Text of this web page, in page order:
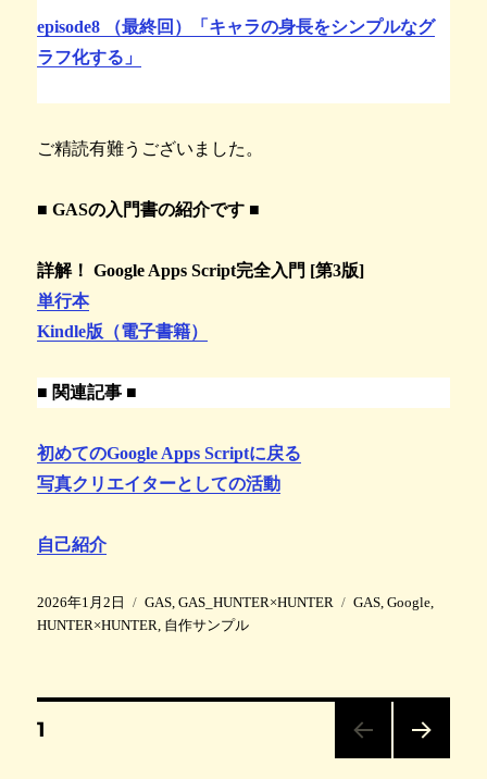
episode8 （最終回）「キャラの身長をシンプルなグ
ラフ化する」
ご精読有難うございました。
■ GASの入門書の紹介です ■
詳解！ Google Apps Script完全入門 [第3版]
単行本
Kindle版（電子書籍）
■ 関連記事 ■
初めてのGoogle Apps Scriptに戻る
写真クリエイターとしての活動
自己紹介
投
稿
2026年1月2日
カ
テ
GAS,GAS_HUNTER×HUNTER
タ
GAS,Google,
HUNTER×HUNTER, 自作サンプル
投
固
1